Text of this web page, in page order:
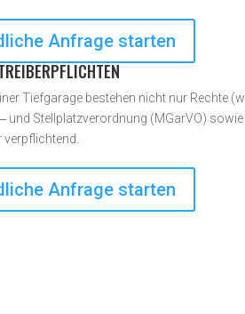
Anfrage starten
Tiefgarage bestehen nicht nur Rechte
und Stellplatzverordnung (MGarVO)
verpflichtend.
Anfrage starten